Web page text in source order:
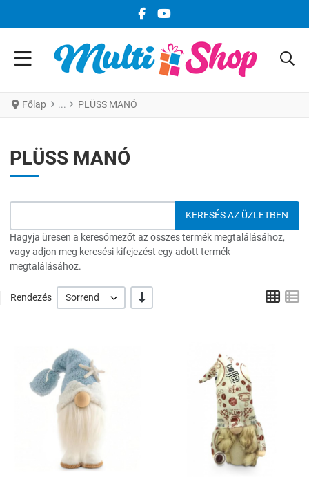
FACEBOOK KÖZÖSSÉGI LINK
YOUTUBE KÖZÖSSÉGI LINK
Főlap PLÜSS MANÓ
PLÜSS MANÓ
Hagyja üresen a keresőmezőt az összes termék megtalálásához,
vagy adjon meg keresési kifejezést egy adott termék
megtalálásához.
Rendezés Sorrend -/+ Grid
Hozzáadás a kívánságlistához
Összehasonlítás